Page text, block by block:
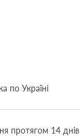
по Україні
протягом 14 днів